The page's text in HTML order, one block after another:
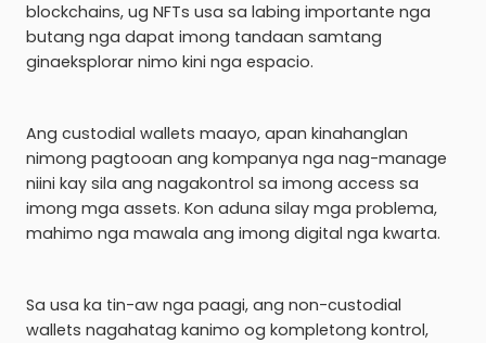
blockchains, ug NFTs usa sa labing importante nga
butang nga dapat imong tandaan samtang
ginaeksplorar nimo kini nga espacio.
Ang custodial wallets maayo, apan kinahanglan
nimong pagtooan ang kompanya nga nag-manage
niini kay sila ang nagakontrol sa imong access sa
imong mga assets. Kon aduna silay mga problema,
mahimo nga mawala ang imong digital nga kwarta.
Sa usa ka tin-aw nga paagi, ang non-custodial
wallets nagahatag kanimo og kompletong kontrol,